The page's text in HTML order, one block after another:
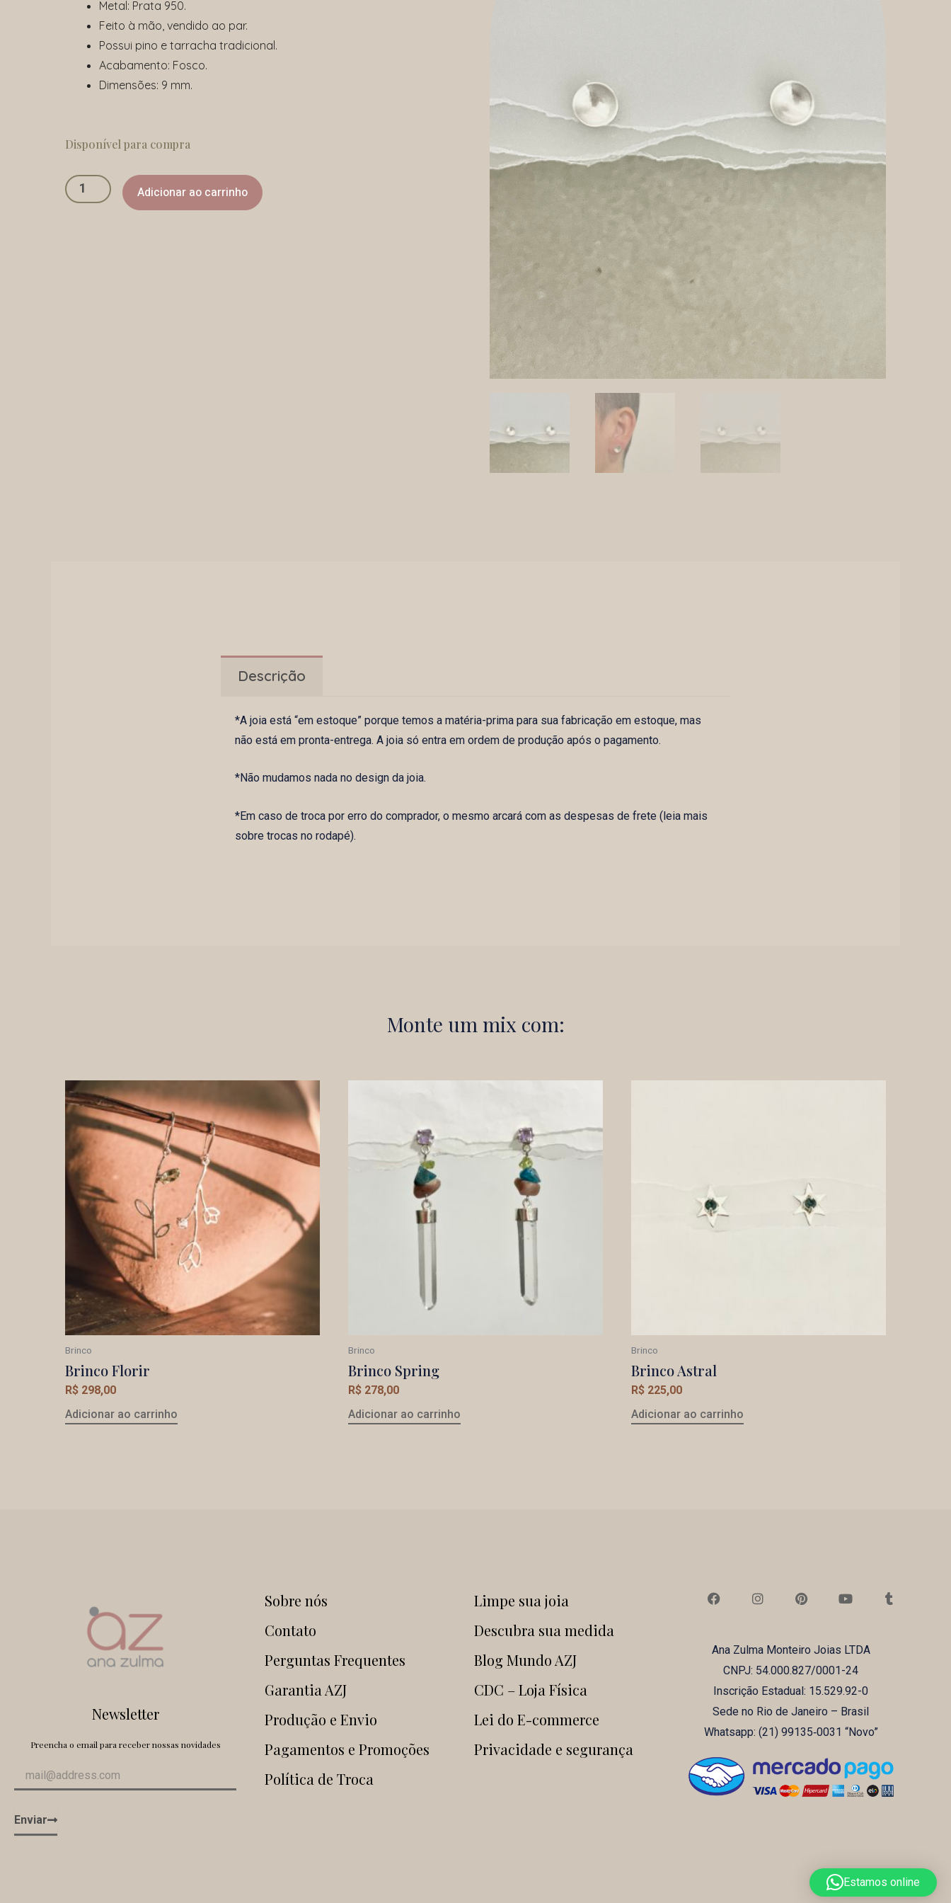
Metal: Prata 950.
Feito à mão, vendido ao par.
Possui pino e tarracha tradicional.
Acabamento: Fosco.
Dimensões: 9 mm.
Disponível para compra
Calotinha
quantidade
Adicionar ao carrinho
Descrição
*A joia está “em estoque” porque temos a matéria-prima para sua fabricação em estoque, mas
não está em pronta-entrega. A joia só entra em ordem de produção após o pagamento.
*Não mudamos nada no design da joia.
*Em caso de troca por erro do comprador, o mesmo arcará com as despesas de frete (leia mais
sobre trocas no rodapé).
Monte um mix com:
Brinco
Brinco Florir
R$ 298,00
Adicionar ao carrinho
Brinco
Brinco Spring
R$ 278,00
Adicionar ao carrinho
Brinco
Brinco Astral
R$ 225,00
Adicionar ao carrinho
Newsletter
Preencha o email para receber nossas novidades
Enviar
Sobre nós
Contato
Perguntas Frequentes
Garantia AZJ
Produção e Envio
Pagamentos e Promoções
Política de Troca
Limpe sua joia
Descubra sua medida
Blog Mundo AZJ
CDC – Loja Física
Lei do E-commerce
Privacidade e segurança
a
o
n
g
r
a
m
i
r
e
s
t
o
b
e
u
Ana Zulma Monteiro Joias LTDA
CNPJ: 54.000.827/0001-24
Inscrição Estadual: 15.529.92-0
Sede no Rio de Janeiro – Brasil
Whatsapp: (21) ‪99135‑0031‬ “Novo”
Estamos online